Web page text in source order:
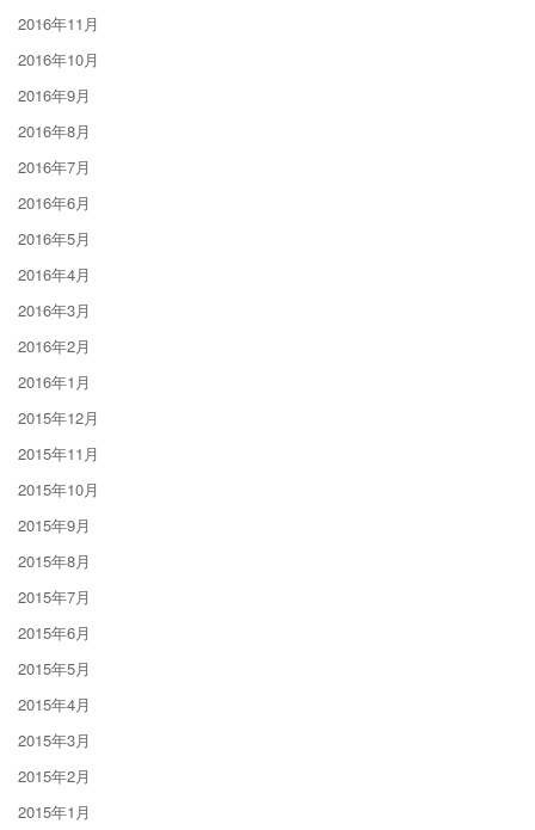
2016年11月
2016年10月
2016年9月
2016年8月
2016年7月
2016年6月
2016年5月
2016年4月
2016年3月
2016年2月
2016年1月
2015年12月
2015年11月
2015年10月
2015年9月
2015年8月
2015年7月
2015年6月
2015年5月
2015年4月
2015年3月
2015年2月
2015年1月